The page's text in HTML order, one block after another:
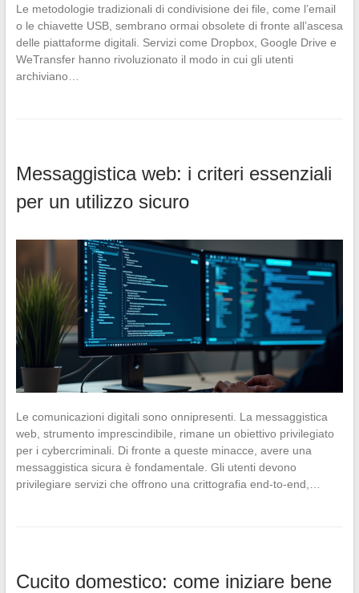
Le metodologie tradizionali di condivisione dei file, come l’email
o le chiavette USB, sembrano ormai obsolete di fronte all’ascesa
delle piattaforme digitali. Servizi come Dropbox, Google Drive e
WeTransfer hanno rivoluzionato il modo in cui gli utenti
archiviano…
Messaggistica web: i criteri essenziali
per un utilizzo sicuro
Le comunicazioni digitali sono onnipresenti. La messaggistica
web, strumento imprescindibile, rimane un obiettivo privilegiato
per i cybercriminali. Di fronte a queste minacce, avere una
messaggistica sicura è fondamentale. Gli utenti devono
privilegiare servizi che offrono una crittografia end-to-end,…
Cucito domestico: come iniziare bene